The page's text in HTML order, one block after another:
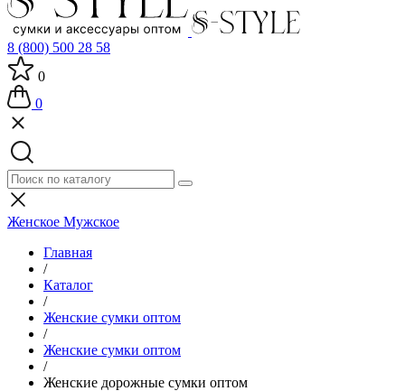
8 (800) 500 28 58
0
0
Женское Мужское
Главная
/
Каталог
/
Женские сумки оптом
/
Женские сумки оптом
/
Женские дорожные сумки оптом